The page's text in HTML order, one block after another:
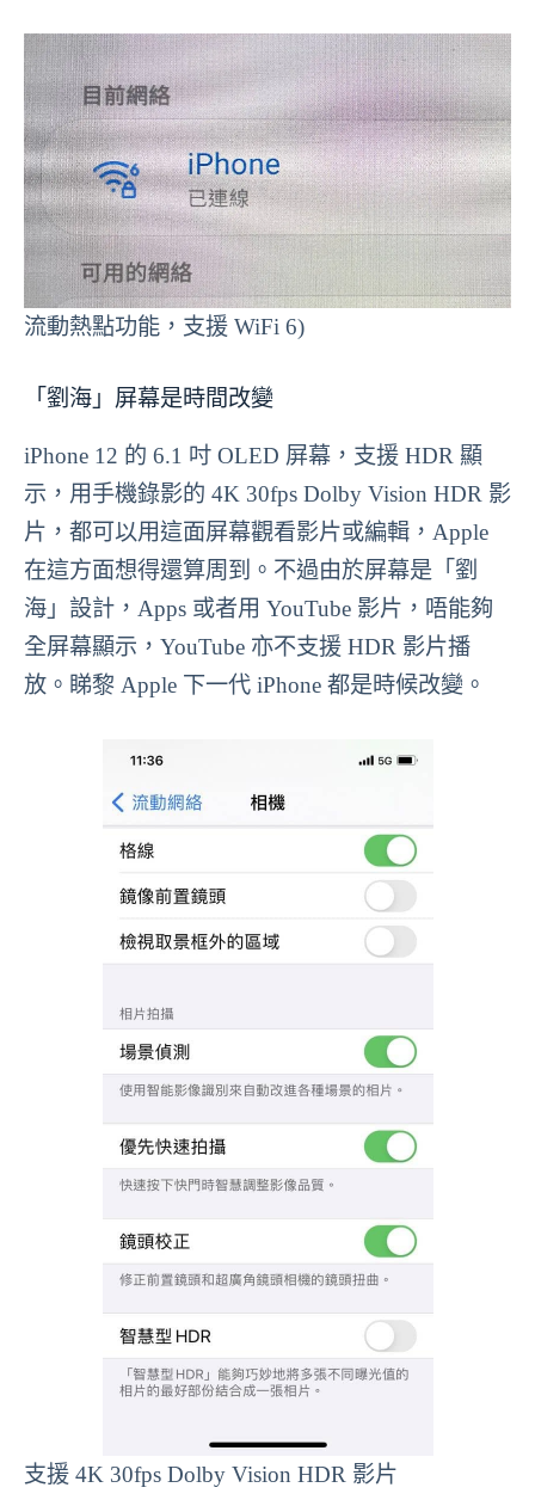
流動熱點功能，支援 WiFi 6)
「劉海」屏幕是時間改變
iPhone 12 的 6.1 吋 OLED 屏幕，支援 HDR 顯
示，用手機錄影的 4K 30fps Dolby Vision HDR 影
片，都可以用這面屏幕觀看影片或編輯，Apple
在這方面想得還算周到。不過由於屏幕是「劉
海」設計，Apps 或者用 YouTube 影片，唔能夠
全屏幕顯示，YouTube 亦不支援 HDR 影片播
放。睇黎 Apple 下一代 iPhone 都是時候改變。
支援 4K 30fps Dolby Vision HDR 影片